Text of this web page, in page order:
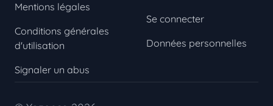
Mentions légales
Conditions générales
d'utilisation
Signaler un abus
Se connecter
Données personnelles